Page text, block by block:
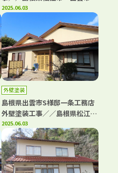
大田市・雲南市・鳥取県米子
市・境港市の「きじま塗装」
2025.06.03
外壁塗装
島根県出雲市S様邸一条工務店
外壁塗装工事／／島根県松江
市・出雲市・大田市・雲南市・
鳥取県米子市・境港市の「きじ
ま塗装」
2025.06.03